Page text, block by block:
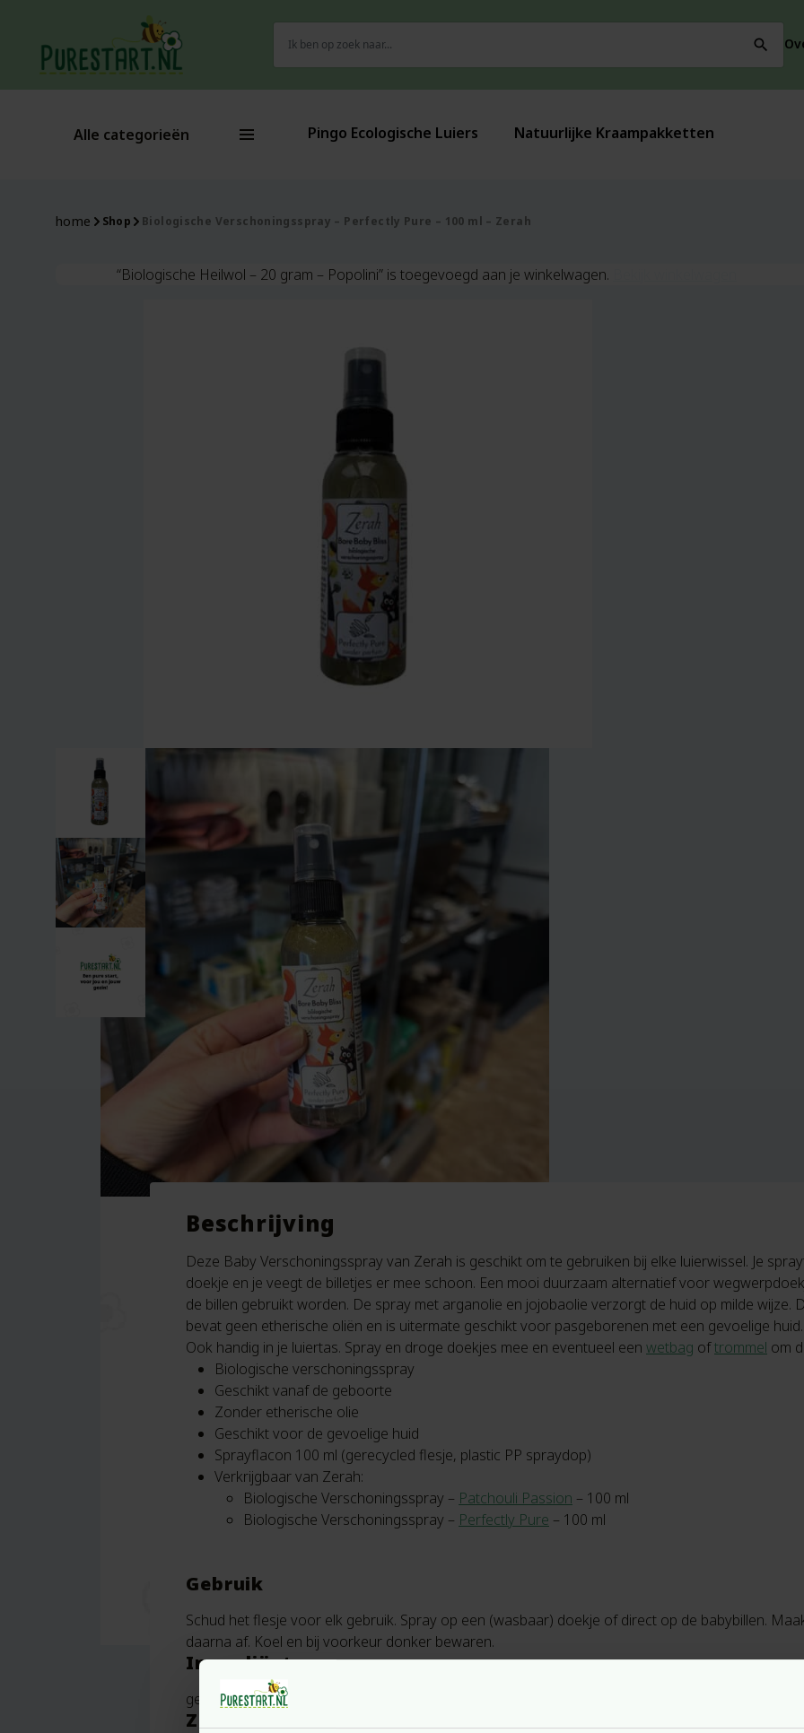
naar:
search
Alle categorieën Pingo Ecologische Luiers Natuurlijke Kraampakketten
home Shop Biologische Verschoningsspray – Perfectly Pure – 100 ml – Zerah
“Biologische Heilwol – 20 gram – Popolini” is toegevoegd aan je winkelwagen.
Beschrijving
Deze Baby Verschoningsspray van Zerah is geschikt om te gebruiken bij elke luierwissel. Je
doekje en je veegt de billetjes er mee schoon. Een mooi duurzaam alternatief voor
de billen gebruikt worden. De spray met arganolie en jojobaolie verzorgt de huid op milde wijze.
bevat geen etherische oliën en is uitermate geschikt voor pasgeborenen met een gevoelige huid.
Ook handig in je luiertas. Spray en droge doekjes mee en eventueel een wetbag oftrommel om
Biologische verschoningsspray
Geschikt vanaf de geboorte
Zonder etherische olie
Geschikt voor de gevoelige huid
Sprayflacon 100 ml (gerecycled flesje, plastic PP spraydop)
Verkrijgbaar van Zerah:
Biologische Verschoningsspray – Patchouli Passion – 100 ml
Biologische Verschoningsspray – Perfectly Pure – 100 ml
Gebruik
Schud het flesje voor elk gebruik. Spray op een (wasbaar) doekje of direct op de babybillen.
daarna af. Koel en bij voorkeur donker bewaren.
Ingrediënten
gedemineraliseerd water, biologische arganolie, biologische jojoba-olie, Ecocert
Zerah zuivere verzorging